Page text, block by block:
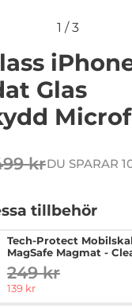
1 /3
Glas
pris
krDU SPARAR
tillbehör
Tech-Protect
MagSafe Magmat -
tidigare pris
249 kr
rea pris
139 kr